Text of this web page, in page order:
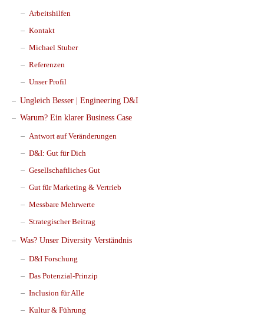
Arbeitshilfen
Kontakt
Michael Stuber
Referenzen
Unser Profil
Ungleich Besser | Engineering D&I
Warum? Ein klarer Business Case
Antwort auf Veränderungen
D&I: Gut für Dich
Gesellschaftliches Gut
Gut für Marketing & Vertrieb
Messbare Mehrwerte
Strategischer Beitrag
Was? Unser Diversity Verständnis
D&I Forschung
Das Potenzial-Prinzip
Inclusion für Alle
Kultur & Führung